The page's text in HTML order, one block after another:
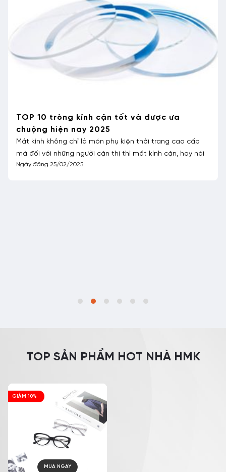
TOP 10 tròng kính cận tốt và được ưa
chuộng hiện nay 2025
Mắt kính không chỉ là món phụ kiện thời trang cao cấp
mà đối với những người cận thị thì mắt kính cận, hay nói
Ngày đăng 25/02/2025
TOP SẢN PHẨM HOT NHÀ HMK
GIẢM 10%
MUA NGAY